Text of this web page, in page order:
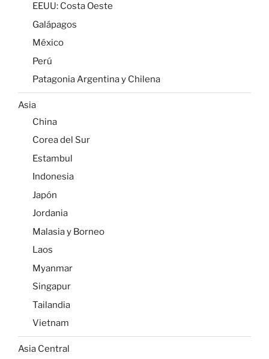
EEUU: Costa Oeste
Galápagos
México
Perú
Patagonia Argentina y Chilena
Asia
China
Corea del Sur
Estambul
Indonesia
Japón
Jordania
Malasia y Borneo
Laos
Myanmar
Singapur
Tailandia
Vietnam
Asia Central